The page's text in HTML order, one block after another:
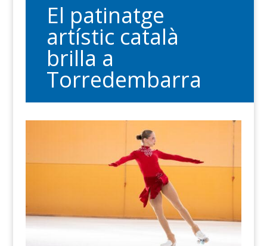
El patinatge
artístic català
brilla a
Torredembarra